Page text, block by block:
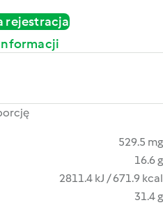
rejestracja
529.5 mg
16.6 g
2811.4 kJ / 671.9 kcal
31.4 g